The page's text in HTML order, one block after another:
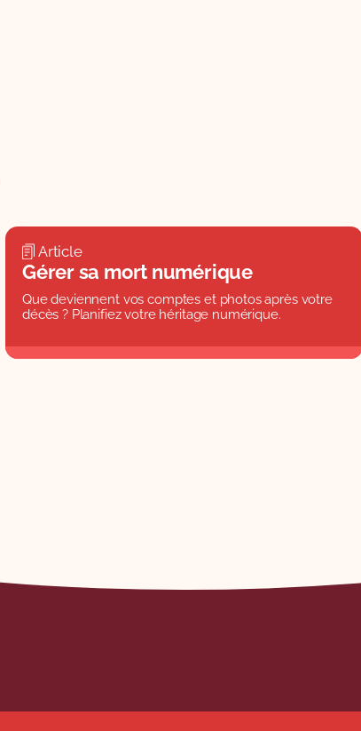
Article
Gérer sa mort numérique
Que deviennent vos comptes et photos après votre
décès ? Planifiez votre héritage numérique.